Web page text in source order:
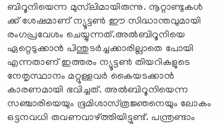
ബിറൂനിയെന്ന മുസ്‌ലിമായിരുന്നു. നൂറ്റാണ്ടുകൾ
ക്ക് ശേഷമാണ്‌ ന്യൂട്ടണ്‍ ഈ സിദ്ധാന്തവുമായി
രംഗപ്രവേശം ചെയ്യുന്നത്‌.അല്‍ബിറൂനിയെ
ഏറ്റെടുക്കാന്‍ പിന്തുടര്‍ച്ചക്കാരില്ലാതെ പോയി
എന്നതാണ്‌ ഇത്തരം ന്യൂട്ടണ്‍ തിയറികളുടെ
നേതൃസ്ഥാനം മറ്റുള്ളവര്‍ കൈയടക്കാന്‍
കാരണമായി ഭവിച്ചത്‌. അല്‍ബിറൂനിയെന്ന
സഞ്ചാരിയെയും ഭൂമിശാസ്‌ത്രജ്ഞനെയും ലോകം
ഒട്ടനവധി തവണവാഴ്‌ത്തിയിട്ടുണ്ട്‌. പന്ത്രണ്ടാം